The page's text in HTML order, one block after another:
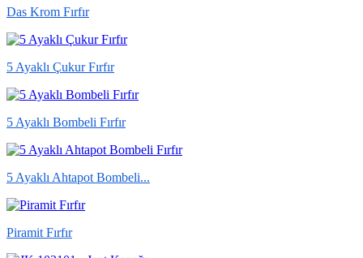
Das Krom Fırfır
5 Ayaklı Çukur Fırfır
5 Ayaklı Bombeli Fırfır
5 Ayaklı Ahtapot Bombeli...
Piramit Fırfır